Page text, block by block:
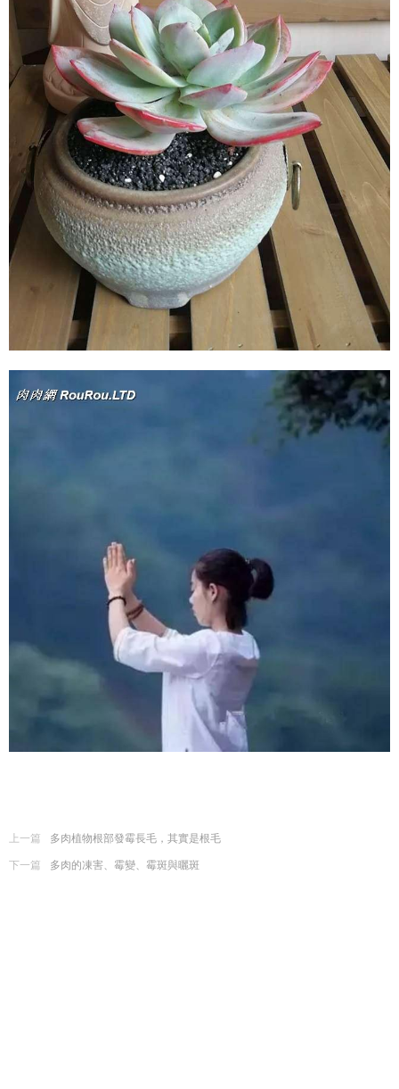
上一篇
多肉植物根部發霉長毛，其實是根毛
下一篇
多肉的凍害、霉變、霉斑與曬斑